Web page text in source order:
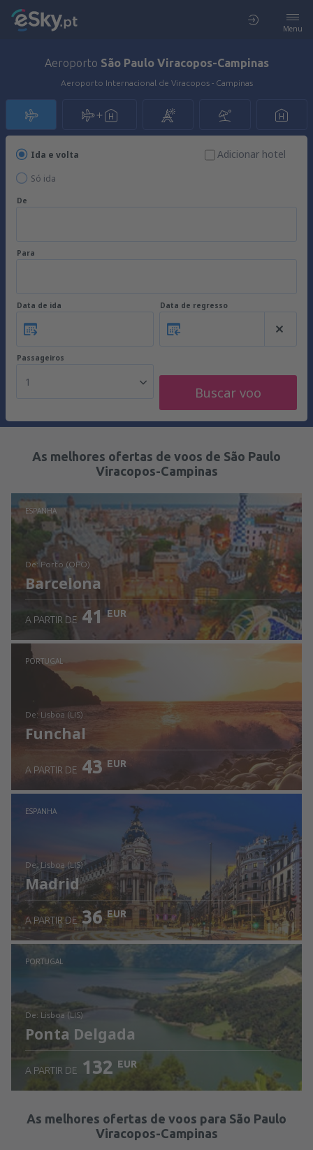
Menu
Aeroporto São Paulo Viracopos-Campinas
Aeroporto Internacional de Viracopos - Campinas
Ida e volta
Só ida
Adicionar hotel
De
Para
Data de ida Data de regresso
Passageiros
1
Buscar voo
As melhores ofertas de voos de São Paulo
Viracopos-Campinas
ESPANHA
de: Porto (OPO)
Barcelona
Ver detalhes
A PARTIR DE 41 EUR
PORTUGAL
de: Lisboa (LIS)
Funchal
Ver detalhes
A PARTIR DE 43 EUR
ESPANHA
de: Lisboa (LIS)
Madrid
Ver detalhes
A PARTIR DE 36 EUR
PORTUGAL
de: Lisboa (LIS)
Ponta Delgada
Ver detalhes
A PARTIR DE 132 EUR
As melhores ofertas de voos para São Paulo
Viracopos-Campinas